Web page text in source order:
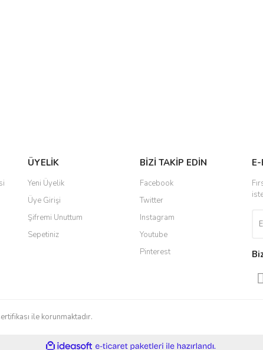
ÜYELİK
Yeni Üyelik
Üye Girişi
Şifremi Unuttum
Sepetiniz
BİZİ TAKİP EDİN
Facebook
Twitter
Instagram
Youtube
Pinterest
ile korunmaktadır.
ideasoft e-